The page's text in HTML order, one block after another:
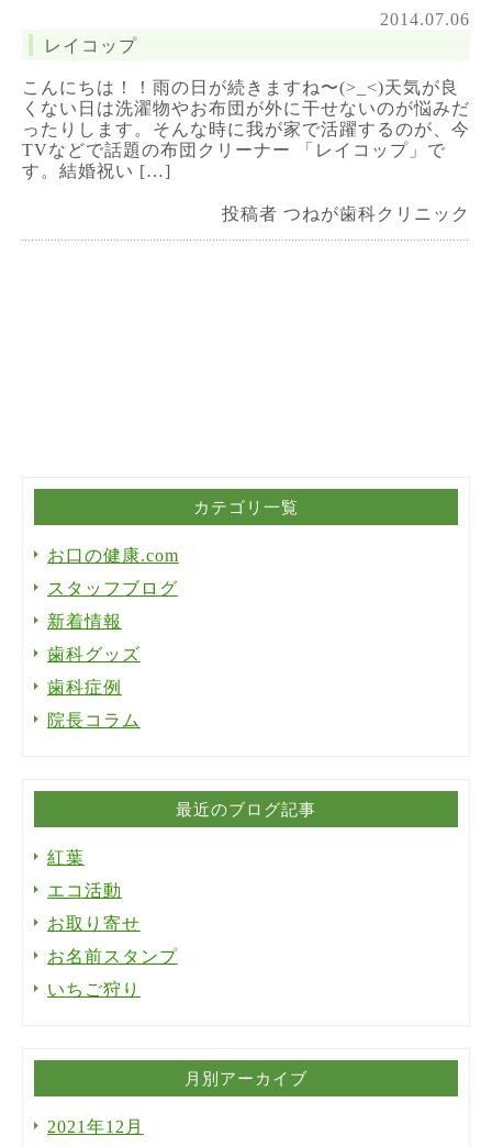
2014.07.06
レイコップ
こんにちは！！雨の日が続きますね〜(>_<)天気が良
くない日は洗濯物やお布団が外に干せないのが悩みだ
ったりします。そんな時に我が家で活躍するのが、今
TVなどで話題の布団クリーナー 「レイコップ」で
す。結婚祝い […]
投稿者 つねが歯科クリニック
カテゴリ一覧
お口の健康.com
スタッフブログ
新着情報
歯科グッズ
歯科症例
院長コラム
最近のブログ記事
紅葉
エコ活動
お取り寄せ
お名前スタンプ
いちご狩り
月別アーカイブ
2021年12月